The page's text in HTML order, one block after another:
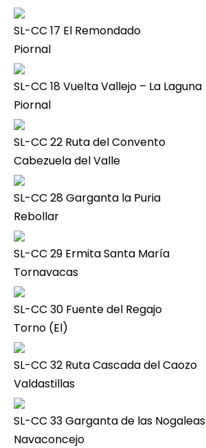
SL-CC 17 El Remondado
Piornal
SL-CC 18 Vuelta Vallejo – La Laguna
Piornal
SL-CC 22 Ruta del Convento
Cabezuela del Valle
SL-CC 28 Garganta la Puria
Rebollar
SL-CC 29 Ermita Santa María
Tornavacas
SL-CC 30 Fuente del Regajo
Torno (El)
SL-CC 32 Ruta Cascada del Caozo
Valdastillas
SL-CC 33 Garganta de las Nogaleas
Navaconcejo